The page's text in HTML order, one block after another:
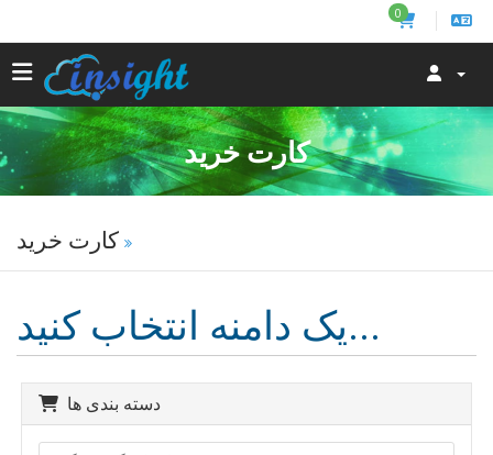
0
کارت خرید
یک دامنه انتخاب کنید...
دسته بندی ها